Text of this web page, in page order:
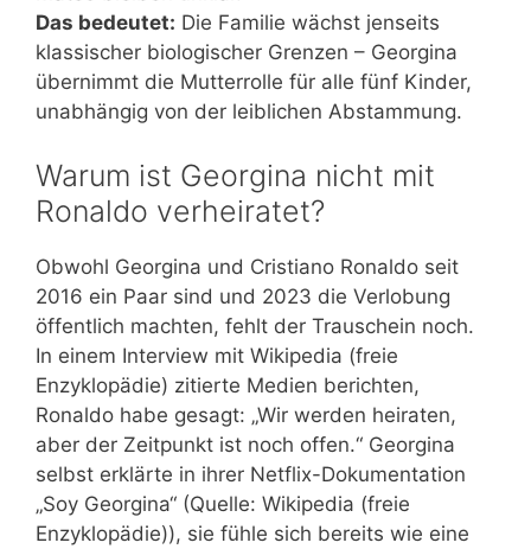
Das bedeutet: Die Familie wächst jenseits
klassischer biologischer Grenzen – Georgina
übernimmt die Mutterrolle für alle fünf Kinder,
unabhängig von der leiblichen Abstammung.
Warum ist Georgina nicht mit
Ronaldo verheiratet?
Obwohl Georgina und Cristiano Ronaldo seit
2016 ein Paar sind und 2023 die Verlobung
öffentlich machten, fehlt der Trauschein noch.
In einem Interview mit Wikipedia (freie
Enzyklopädie) zitierte Medien berichten,
Ronaldo habe gesagt: „Wir werden heiraten,
aber der Zeitpunkt ist noch offen.“ Georgina
selbst erklärte in ihrer Netflix-Dokumentation
„Soy Georgina“ (Quelle: Wikipedia (freie
Enzyklopädie)), sie fühle sich bereits wie eine